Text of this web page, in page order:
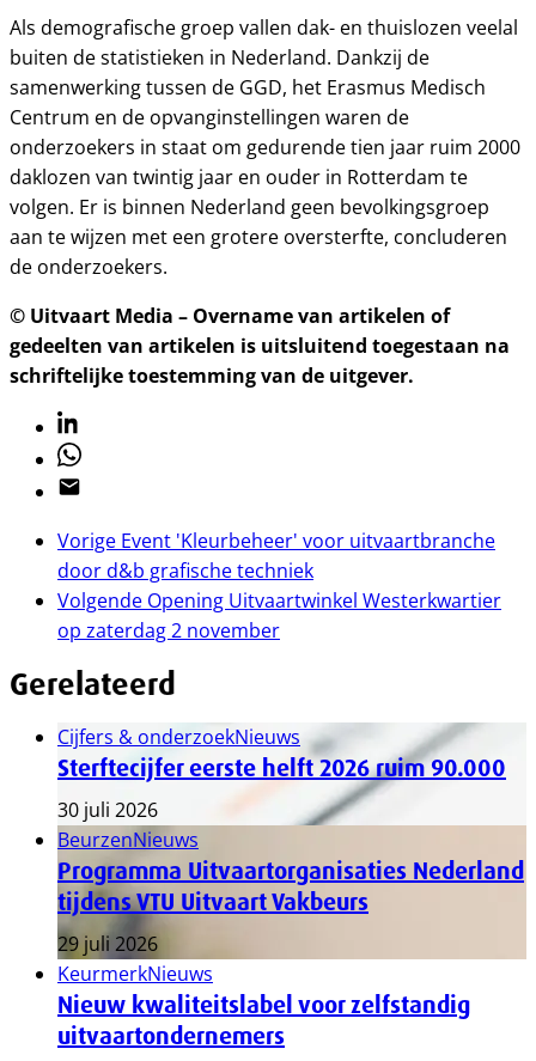
Als demografische groep vallen dak- en thuislozen veelal
buiten de statistieken in Nederland. Dankzij de
samenwerking tussen de GGD, het Erasmus Medisch
Centrum en de opvanginstellingen waren de
onderzoekers in staat om gedurende tien jaar ruim 2000
daklozen van twintig jaar en ouder in Rotterdam te
volgen. Er is binnen Nederland geen bevolkingsgroep
aan te wijzen met een grotere oversterfte, concluderen
de onderzoekers.
© Uitvaart Media – Overname van artikelen of
gedeelten van artikelen is uitsluitend toegestaan na
schriftelijke toestemming van de uitgever.
Linkedin
Whatsapp
Email
Vorige Event 'Kleurbeheer' voor uitvaartbranche
door d&b grafische techniek
Volgende Opening Uitvaartwinkel Westerkwartier
op zaterdag 2 november
Gerelateerd
Cijfers & onderzoekNieuws
Sterftecijfer eerste helft 2026 ruim 90.000
30 juli 2026
BeurzenNieuws
Programma Uitvaartorganisaties Nederland
tijdens VTU Uitvaart Vakbeurs
29 juli 2026
KeurmerkNieuws
Nieuw kwaliteitslabel voor zelfstandig
uitvaartondernemers